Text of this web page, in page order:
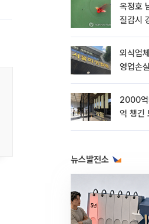
옥정호
질감시
외식업
영업손
2000억
억 챙긴
뉴스발전소